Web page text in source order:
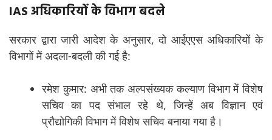
IAS अधिकारियों के विभाग बदले
सरकार द्वारा जारी आदेश के अनुसार, दो आईएएस अधिकारियों के
विभागों में अदला-बदली की गई है:
रमेश कुमार: अभी तक अल्पसंख्यक कल्याण विभाग में विशेष
सचिव का पद संभाल रहे थे, जिन्हें अब विज्ञान एवं
प्रौद्योगिकी विभाग में विशेष सचिव बनाया गया है।